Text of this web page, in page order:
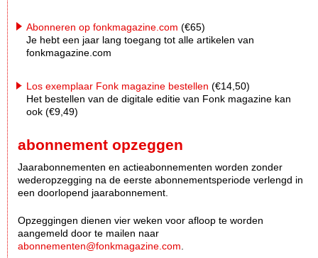
Abonneren op fonkmagazine.com (€65)
Je hebt een jaar lang toegang tot alle artikelen van
fonkmagazine.com
Los exemplaar Fonk magazine bestellen (€14,50)
Het bestellen van de digitale editie van Fonk magazine kan
ook (€9,49)
abonnement opzeggen
Jaarabonnementen en actieabonnementen worden zonder
wederopzegging na de eerste abonnementsperiode verlengd in
een doorlopend jaarabonnement.
Opzeggingen dienen vier weken voor afloop te worden
aangemeld door te mailen naar
abonnementen@fonkmagazine.com